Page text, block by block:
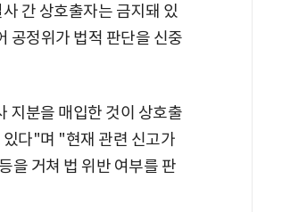
간 상호출자는 금지돼 있
공정위가 법적 판단을 신중
지분을 매입한 것이 상호출
다"며 "현재 관련 신고가
을 거쳐 법 위반 여부를 판